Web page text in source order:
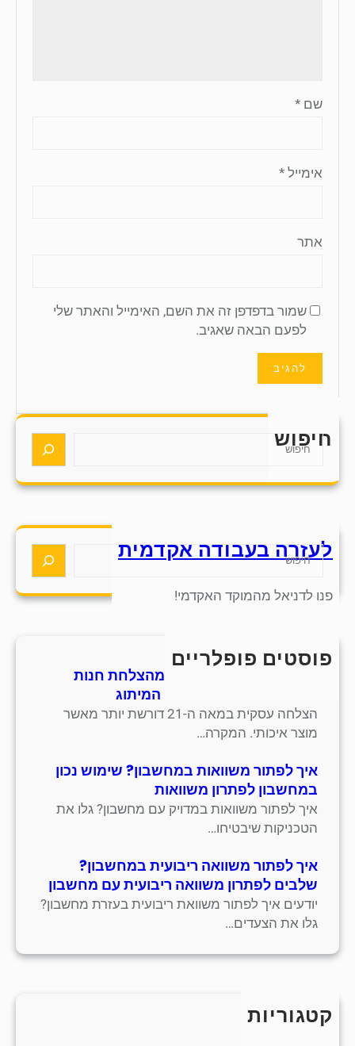
שם *
אימייל *
אתר
שמור בדפדפן זה את השם, האימייל והאתר שלי
לפעם הבאה שאגיב.
חיפוש
S
a
h
לעזרה בעבודה אקדמית
פנו לדניאל מהמוקד האקדמי!
S
a
פוסטים פופלריים
חמש אסטרטגיות למידה מהצלחת חנות
סנדלים מסורתית בתחום המיתוג
הצלחה עסקית במאה ה-21 דורשת יותר מאשר
מוצר איכותי. המקרה…
איך לפתור משוואות במחשבון? שימוש נכון
במחשבון לפתרון משוואות
איך לפתור משוואות במדויק עם מחשבון? גלו את
הטכניקות שיבטיחו…
איך לפתור משוואה ריבועית במחשבון?
שלבים לפתרון משוואה ריבועית עם מחשבון
יודעים איך לפתור משוואת ריבועית בעזרת מחשבון?
גלו את הצעדים…
קטגוריות